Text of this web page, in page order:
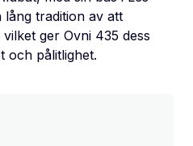
tradition av att
ger Ovni 435 dess
och pålitlighet.